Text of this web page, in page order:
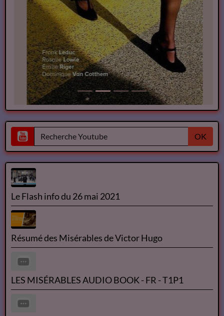
OK
Le Flash info du 26 mai 2021
Résumé des Misérables de Victor Hugo
LES MISÉRABLES AUDIO BOOK - FR - T1P1